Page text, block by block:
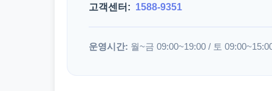
고객센터: 1588-9351
운영시간: 월~금 09:00~19:00 / 토